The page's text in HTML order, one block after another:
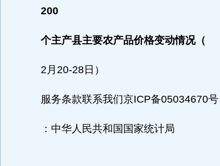
200
个主产县主要农产品价格变动情况（
2月20-28日）
服务条款联系我们京ICP备05034670号
：中华人民共和国国家统计局